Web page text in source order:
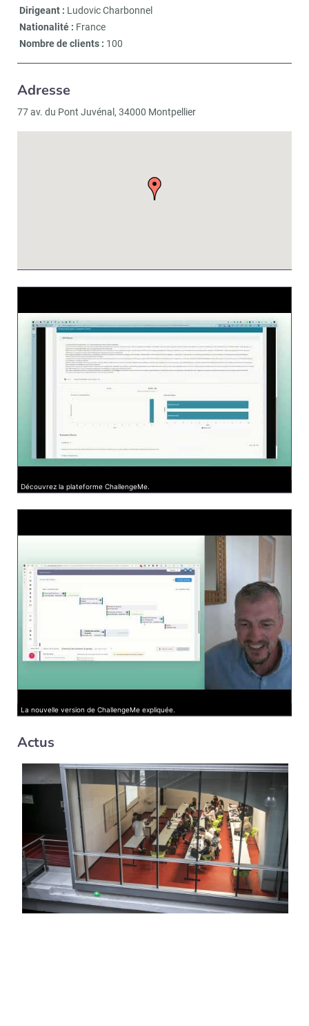
Dirigeant : Ludovic Charbonnel
Nationalité : France
Nombre de clients : 100
Adresse
77 av. du Pont Juvénal, 34000 Montpellier
Découvrez la plateforme ChallengeMe.
La nouvelle version de ChallengeMe expliquée.
Actus